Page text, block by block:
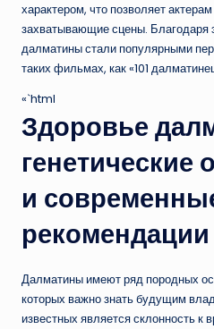
характером, что позволяет
захватывающие сцены. Благодаря
далматины стали популярными
таких фильмах, как «101
«`html
Здоровье
генетические
и
рекомендации
Далматины имеют ряд породных
которых важно знать будущим
известных является склонность к